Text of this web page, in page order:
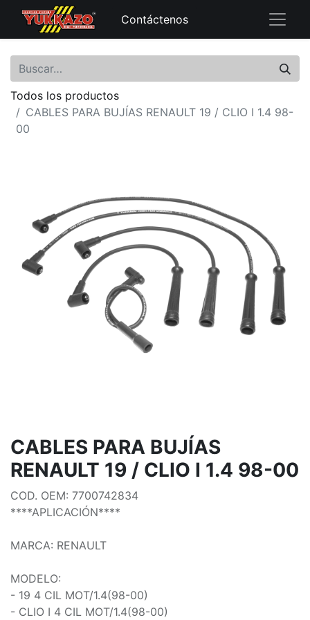
Contáctenos
Todos los productos
CABLES PARA BUJÍAS RENAULT 19 / CLIO I 1.4 98-
00
CABLES PARA BUJÍAS
RENAULT 19 / CLIO I 1.4 98-00
COD. OEM: 7700742834
****APLICACIÓN****
MARCA: RENAULT
MODELO:
- 19 4 CIL MOT/1.4(98-00)
- CLIO I 4 CIL MOT/1.4(98-00)